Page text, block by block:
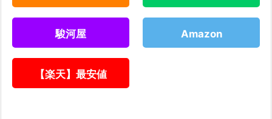
駿河屋 Amazon
【楽天】最安値